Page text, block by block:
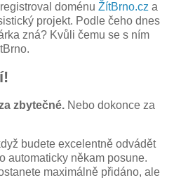
doménu ŽítBrno.cz a
projekt. Podle čeho dnes
zná? Kvůli čemu se s ním
zbytečné. Nebo dokonce za
budete excelentně odvádět
automaticky někam posune.
maximálně přidáno, ale